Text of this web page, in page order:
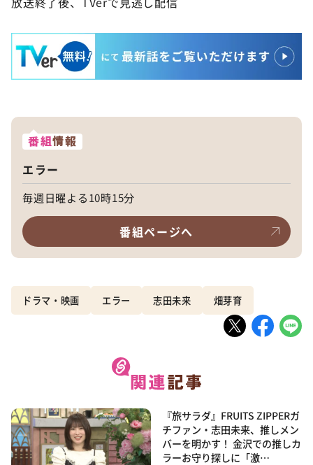
番組情報
エラー
毎週日曜よる10時15分
番組ページへ
ドラマ・映画 エラー 志田未来 畑芽育
『旅サラダ』FRUITS ZIPPERガ
チファン・志田未来、推しメン
バーを明かす！ 金沢での推しカ
ラーお守り探しに「激…